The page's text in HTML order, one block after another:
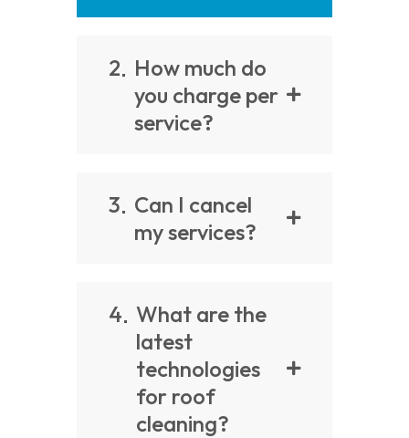
2 How much do
you charge per
service?
3 Can I cancel
my services?
4 What are the
latest
technologies
for roof
cleaning?